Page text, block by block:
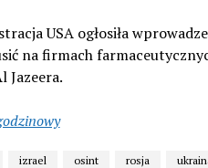
USA ogłosiła
na firmach
Jazeera.
izrael osint rosja